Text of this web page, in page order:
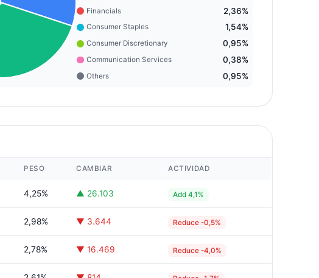
Financials 2,36%
Consumer Staples 1,54%
Consumer Discretionary 0,95%
Communication Services 0,38%
Others 0,95%
PESO CAMBIAR ACTIVIDAD
4,25% ▲ 26.103 Add 4,1%
2,98% ▼ 3.644 Reduce -0,5%
2,78% ▼ 16.469 Reduce -4,0%